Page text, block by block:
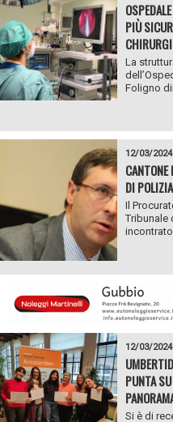
PIÙ
La
Foligno
12/03/2024
DI POLIZIA
Il
Tribunale
12/03/2024
PUNTA
Si è di